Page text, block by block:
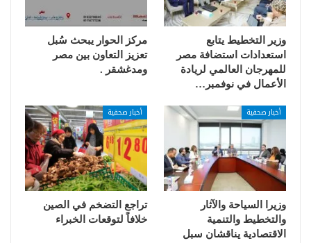
وزير التخطيط يتابع
استعدادات استضافة مصر
للمهرجان العالمي لريادة
الأعمال في نوفمبر…
مركز الحوار يبحث سُبل
تعزيز التعاون بين مصر
ومدغشقر .
أخبار صحفية
وزيرا السياحة والآثار
والتخطيط والتنمية
الاقتصادية يناقشان سبل
أخبار صحفية
تراجع التضخم في الصين
خلافاً لتوقعات الخبراء